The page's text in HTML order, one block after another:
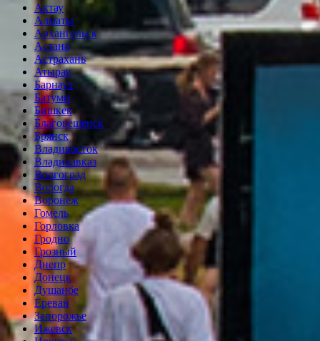
Актау
Алматы
Архангельск
Астана
Астрахань
Атырау
Барнаул
Батуми
Бишкек
Благовещенск
Брянск
Владивосток
Владикавказ
Волгоград
Вологда
Воронеж
Гомель
Горловка
Гродно
Грозный
Днепр
Донецк
Душанбе
Ереван
Запорожье
Ижевск